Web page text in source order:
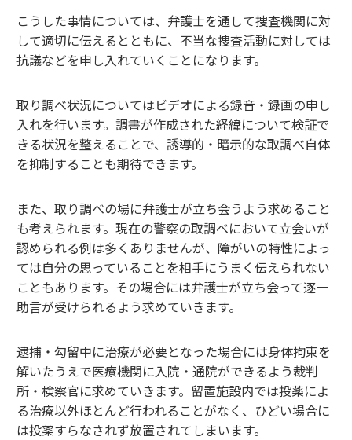
こうした事情については、弁護士を通して捜査機関に対
して適切に伝えるとともに、不当な捜査活動に対しては
抗議などを申し入れていくことになります。
取り調べ状況についてはビデオによる録音・録画の申し
入れを行います。調書が作成された経緯について検証で
きる状況を整えることで、誘導的・暗示的な取調べ自体
を抑制することも期待できます。
また、取り調べの場に弁護士が立ち会うよう求めること
も考えられます。現在の警察の取調べにおいて立会いが
認められる例は多くありませんが、障がいの特性によっ
ては自分の思っていることを相手にうまく伝えられない
こともあります。その場合には弁護士が立ち会って逐一
助言が受けられるよう求めていきます。
逮捕・勾留中に治療が必要となった場合には身体拘束を
解いたうえで医療機関に入院・通院ができるよう裁判
所・検察官に求めていきます。留置施設内では投薬によ
る治療以外ほとんど行われることがなく、ひどい場合に
は投薬すらなされず放置されてしまいます。